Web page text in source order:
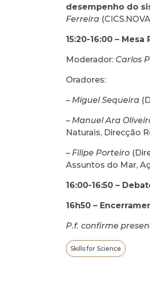
desempenho do
Ferreira
15:20-16:00 –
Moderador: Carlos
Oradores:
– Miguel Sequeira
– Manuel Ara
Naturais, Direcção
– Filipe Porteiro
Assuntos do Mar,
16:00-16:50 –
16h50 –
P.f. confirme
Skills for Science